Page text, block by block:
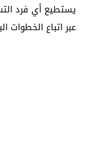
يستطيع أي فرد
عبر اتباع الخطوات